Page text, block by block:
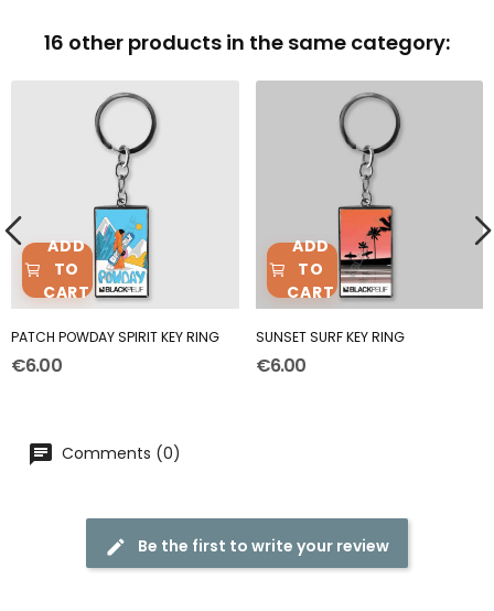
16 other products in the same category:
ADD
TO
CART
PATCH POWDAY SPIRIT KEY RING
€6.00
ADD
TO
CART
SUNSET SURF KEY RING
€6.00
Comments (0)
Be the first to write your review